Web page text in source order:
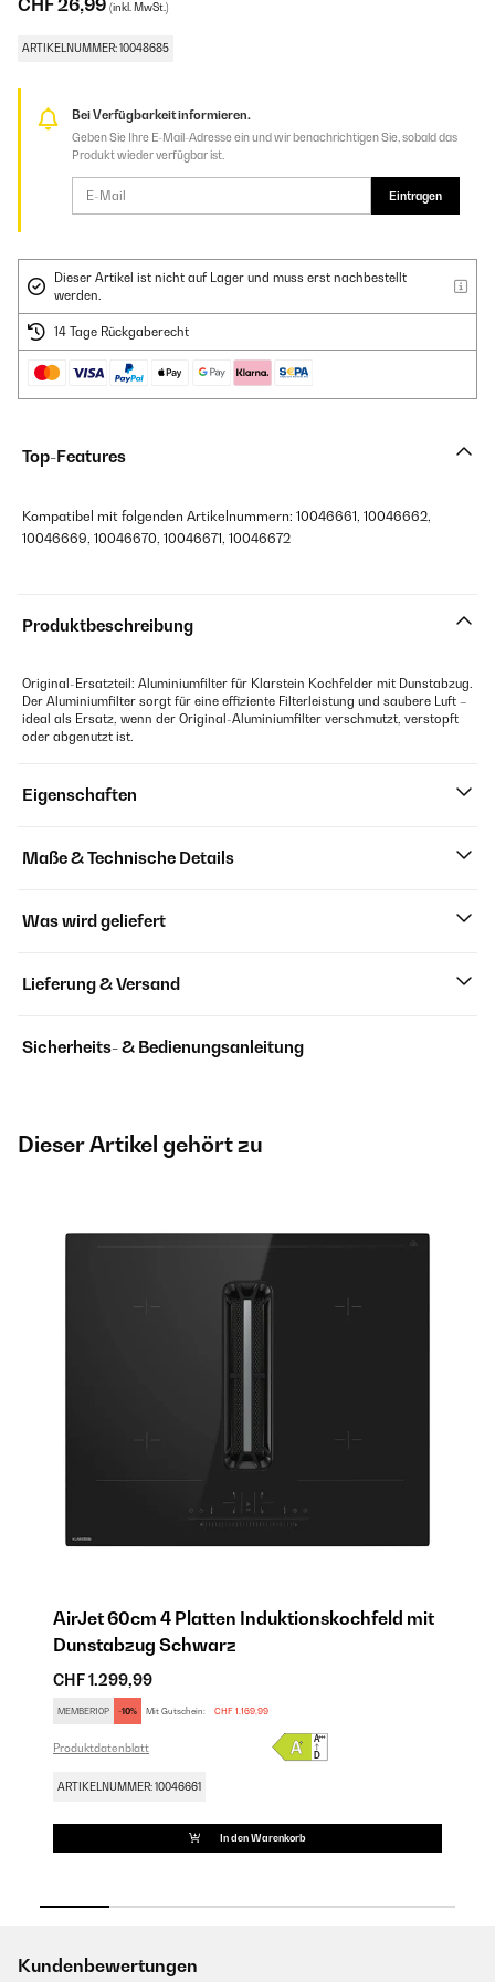
CHF 26,99 (inkl. MwSt.)
ARTIKELNUMMER: 10048685
Bei Verfügbarkeit informieren.
Geben Sie Ihre E-Mail-Adresse ein und wir benachrichtigen Sie, sobald das
Produkt wieder verfügbar ist.
Eintragen
Dieser Artikel ist nicht auf Lager und muss erst nachbestellt
werden.
14 Tage Rückgaberecht
Top-Features
Kompatibel mit folgenden Artikelnummern: 10046661, 10046662,
10046669, 10046670, 10046671, 10046672
Produktbeschreibung
Original-Ersatzteil: Aluminiumfilter für Klarstein Kochfelder mit Dunstabzug.
Der Aluminiumfilter sorgt für eine effiziente Filterleistung und saubere Luft –
ideal als Ersatz, wenn der Original-Aluminiumfilter verschmutzt, verstopft
oder abgenutzt ist.
Eigenschaften
Maße & Technische Details
Was wird geliefert
Lieferung & Versand
Sicherheits- & Bedienungsanleitung
Dieser Artikel gehört zu
AirJet 60cm 4 Platten Induktionskochfeld mit
Dunstabzug​ Schwarz
CHF 1.299,99
MEMBER10P -10% Mit Gutschein: CHF 1.169,99
Produktdatenblatt
ARTIKELNUMMER: 10046661
In den Warenkorb
Kundenbewertungen